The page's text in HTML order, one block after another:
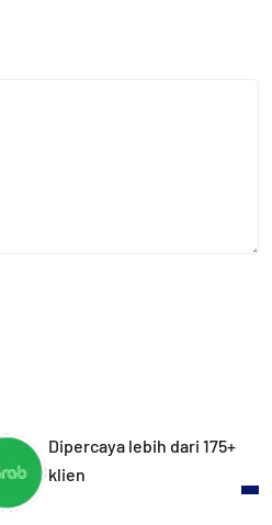
Dipercaya lebih dari 175+
klien